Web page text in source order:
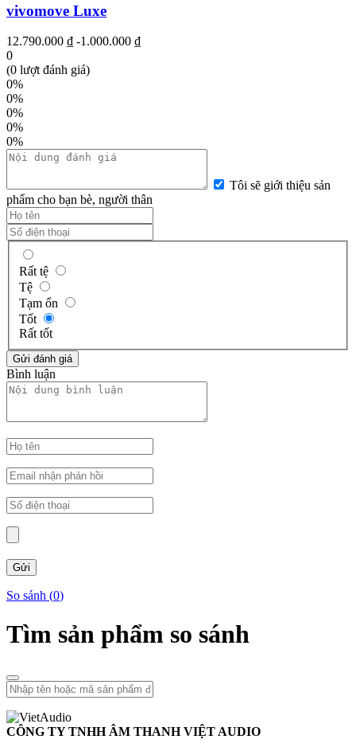
vivomove Luxe
12.790.000 ₫ -1.000.000 ₫
0
(0 lượt đánh giá)
0%
0%
0%
0%
0%
Tôi sẽ giới thiệu sản
phẩm cho bạn bè, người thân
Rất tệ
Tệ
Tạm ổn
Tốt
Rất tốt
Bình luận
So sánh (0)
Tìm sản phẩm so sánh
CÔNG TY TNHH ÂM THANH VIỆT AUDIO